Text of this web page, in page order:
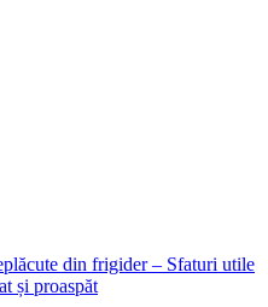
din frigider – Sfaturi utile
și proaspăt